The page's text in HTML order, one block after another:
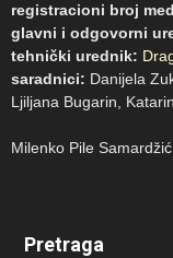
registracioni broj
glavni i odgovorni
tehnički urednik:
saradnici: Danijela
Ljiljana
Milenko Pile Samardžić
Pretraga